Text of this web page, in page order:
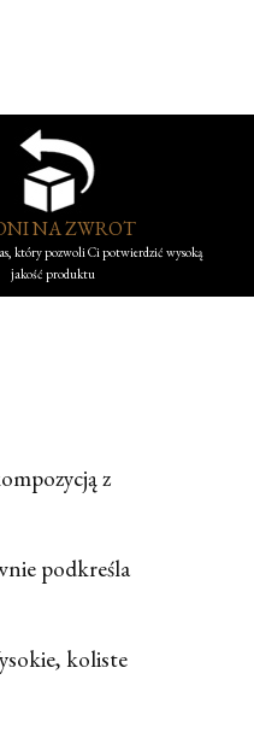
NA ZWROT
który pozwoli Ci potwierdzić wysoką
jakość produktu
z
podkreśla
koliste